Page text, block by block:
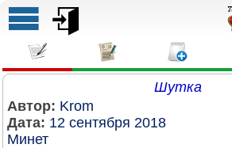
Шутка
Автор: Krom
Дата: 12 сентября 2018
Минет